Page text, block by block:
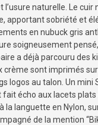
l’usure naturelle. Le cuir
apportant sobriété et
en nubuck gris
soigneusement
a déjà parcouru des
crème sont imprimés
logos au talon. Un mini
écho aux lacets plats
la languette en Nylon,
de la mention